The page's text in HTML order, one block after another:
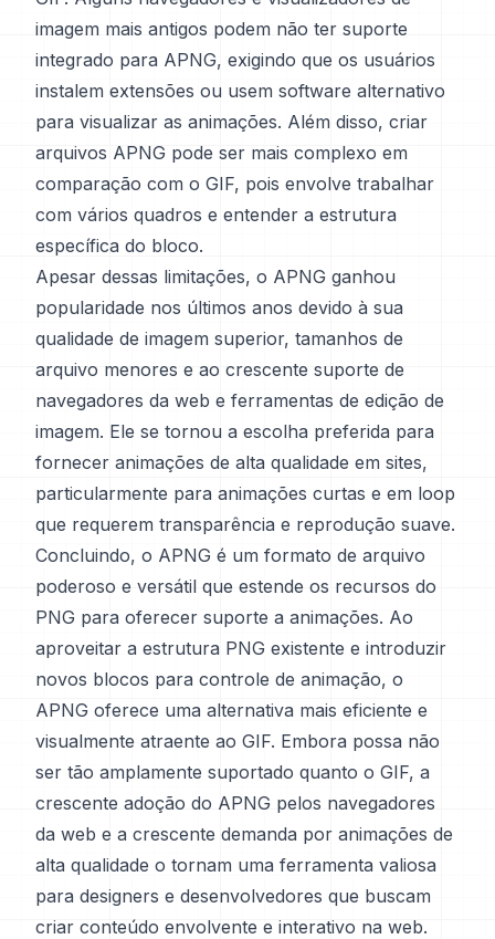
imagem mais antigos podem não ter suporte
integrado para APNG, exigindo que os usuários
instalem extensões ou usem software alternativo
para visualizar as animações. Além disso, criar
arquivos APNG pode ser mais complexo em
comparação com o GIF, pois envolve trabalhar
com vários quadros e entender a estrutura
específica do bloco.
Apesar dessas limitações, o APNG ganhou
popularidade nos últimos anos devido à sua
qualidade de imagem superior, tamanhos de
arquivo menores e ao crescente suporte de
navegadores da web e ferramentas de edição de
imagem. Ele se tornou a escolha preferida para
fornecer animações de alta qualidade em sites,
particularmente para animações curtas e em loop
que requerem transparência e reprodução suave.
Concluindo, o APNG é um formato de arquivo
poderoso e versátil que estende os recursos do
PNG para oferecer suporte a animações. Ao
aproveitar a estrutura PNG existente e introduzir
novos blocos para controle de animação, o
APNG oferece uma alternativa mais eficiente e
visualmente atraente ao GIF. Embora possa não
ser tão amplamente suportado quanto o GIF, a
crescente adoção do APNG pelos navegadores
da web e a crescente demanda por animações de
alta qualidade o tornam uma ferramenta valiosa
para designers e desenvolvedores que buscam
criar conteúdo envolvente e interativo na web.